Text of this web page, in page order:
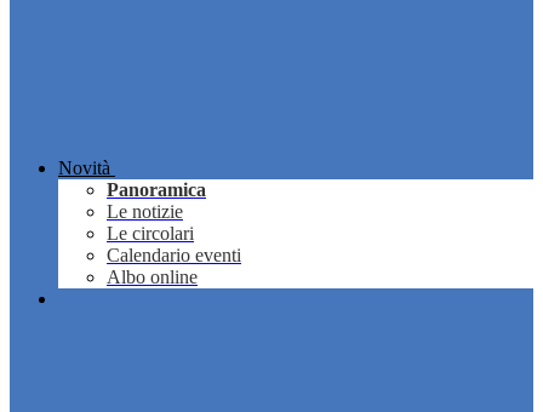
Novità
Panoramica
Le notizie
Le circolari
Calendario eventi
Albo online